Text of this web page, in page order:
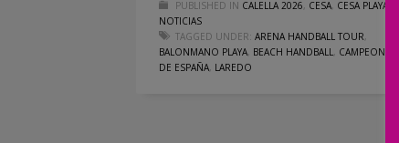
PUBLISHED IN CALELLA 2026, CESA, CESA PLAYA
NOTICIAS
TAGGED UNDER: ARENA HANDBALL TOUR,
BALONMANO PLAYA, BEACH HANDBALL, CAMPEONATO
DE ESPAÑA, LAREDO